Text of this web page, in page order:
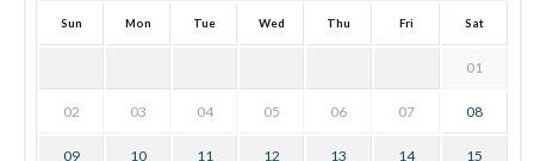
Sun Mon Tue Wed Thu Fri Sat
01
02 03 04 05 06 07 08
09 10 11 12 13 14 15